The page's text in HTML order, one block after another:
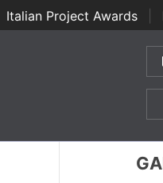
Italian Project Awards